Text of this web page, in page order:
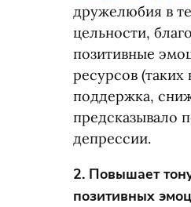
дружелюбия в
цельности,
позитивные
ресурсов (таких
поддержка,
предсказывало
депрессии.
2. Повышает
позитивных